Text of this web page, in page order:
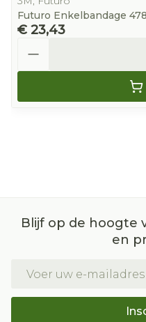
Futuro Enkelbandage
€ 23,43
Blijf op de hoogte
en